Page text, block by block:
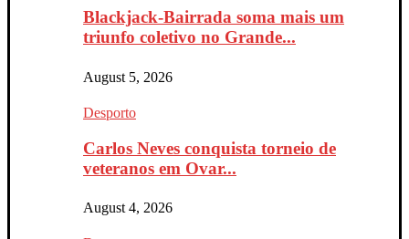
Blackjack-Bairrada soma mais um
triunfo coletivo no Grande...
August 5, 2026
Desporto
Carlos Neves conquista torneio de
veteranos em Ovar...
August 4, 2026